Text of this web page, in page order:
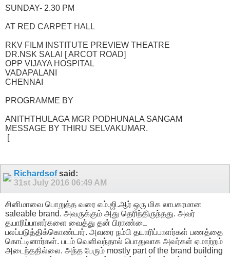
SUNDAY- 2.30 PM
AT RED CARPET HALL
RKV FILM INSTITUTE PREVIEW THEATRE
DR.NSK SALAI [ ARCOT ROAD]
OPP VIJAYA HOSPITAL
VADAPALANI
CHENNAI
PROGRAMME BY
ANITHTHULAGA MGR PODHUNALA SANGAM
MESSAGE BY THIRU SELVAKUMAR.
[
Richardsofsaid:
31st July 2016 06:49 AM
சினிமாவை பொறுத்த வரை எம்.ஜி.ஆர் ஒரு மிக லாபகரமான
saleable brand. அவருக்கும் அது தெரிந்திருந்தது. அவர்
தயாரிப்பாளர்களை வைத்து தன் பிராண்டை
பலப்படுத்திக்கொண்டார். அவரை நம்பி தயாரிப்பாளர்கள் பணத்தை
கொட்டினார்கள். படம் வெளிவந்தால் பொதுவாக அவர்கள் ஏமாற்றம்
அடைந்ததில்லை. அந்த பேரும் mostly part of the brand building